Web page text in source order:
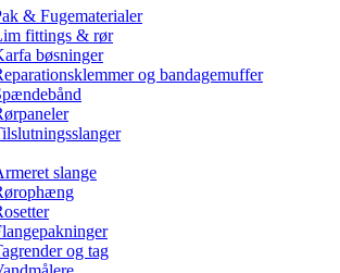
& Fugematerialer
fittings & rør
bøsninger
og bandagemuffer
slange
og tag